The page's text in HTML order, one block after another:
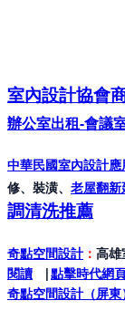
室內設計協會
辦公室出租-會議
中華民國室內設計
修、裝潢、 老屋翻
調清洗推薦
奇點空間設計： 高雄
閱讀 |點擊時代網
奇點空間設計（屏東